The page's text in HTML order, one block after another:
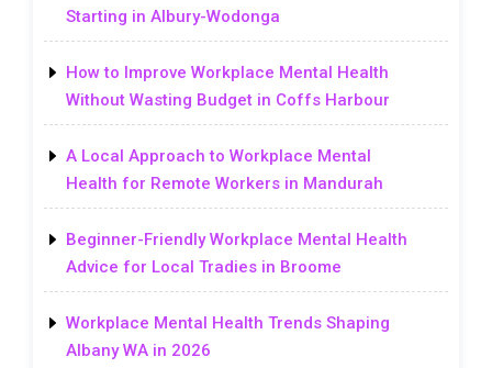
Starting in Albury-Wodonga
How to Improve Workplace Mental Health
Without Wasting Budget in Coffs Harbour
A Local Approach to Workplace Mental
Health for Remote Workers in Mandurah
Beginner-Friendly Workplace Mental Health
Advice for Local Tradies in Broome
Workplace Mental Health Trends Shaping
Albany WA in 2026